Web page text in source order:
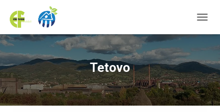
Tetovo